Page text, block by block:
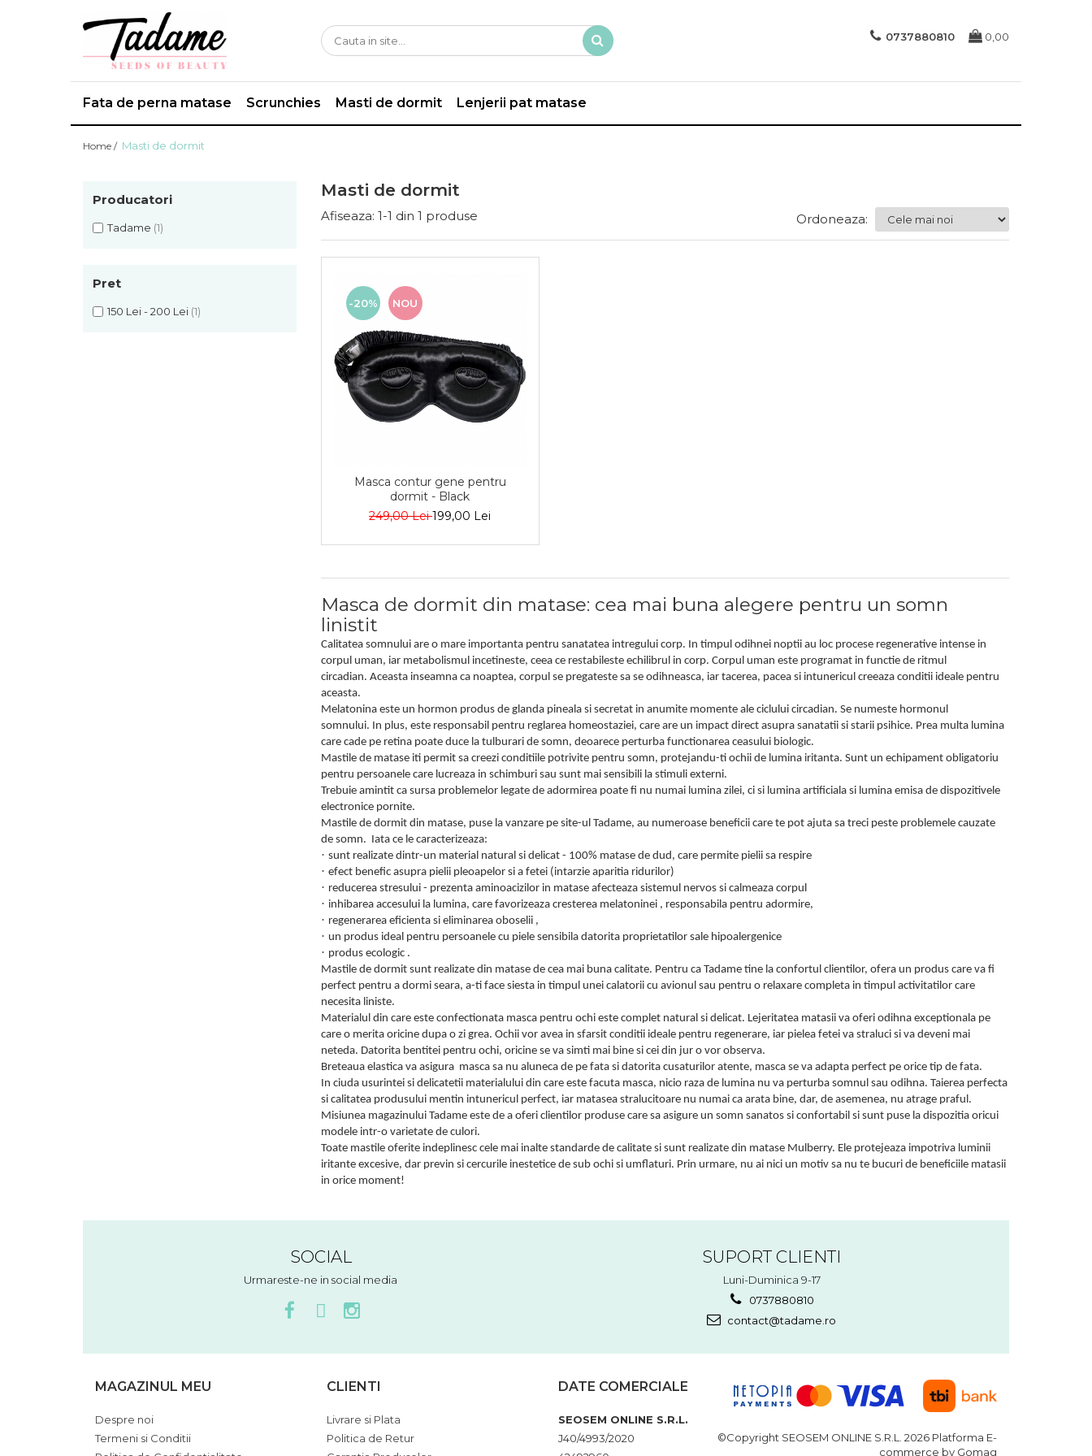
0737880810 0,00
Fata de perna matase Scrunchies Masti de dormit Lenjerii pat matase
Home / Masti de dormit
Masti de dormit
Producatori
Tadame (1)
Pret
150 Lei - 200 Lei (1)
Afiseaza: 1-1 din 1 produse Ordoneaza:
-20% NOU
Masca contur gene pentru
dormit - Black
249,00 Lei199,00 Lei
Masca de dormit din matase: cea mai buna alegere pentru un somn
linistit
Calitatea somnului are o mare importanta pentru sanatatea intregului corp. In timpul odihnei noptii au loc procese regenerative intense in
corpul uman, iar metabolismul incetineste, ceea ce restabileste echilibrul in corp. Corpul uman este programat in functie de ritmul
circadian. Aceasta inseamna ca noaptea, corpul se pregateste sa se odihneasca, iar tacerea, pacea si intunericul creeaza conditii ideale pentru
aceasta.
Melatonina este un hormon produs de glanda pineala si secretat in anumite momente ale ciclului circadian. Se numeste hormonul
somnului. In plus, este responsabil pentru reglarea homeostaziei, care are un impact direct asupra sanatatii si starii psihice. Prea multa lumina
care cade pe retina poate duce la tulburari de somn, deoarece perturba functionarea ceasului biologic.
Mastile de matase iti permit sa creezi conditiile potrivite pentru somn, protejandu-ti ochii de lumina iritanta. Sunt un echipament obligatoriu
pentru persoanele care lucreaza in schimburi sau sunt mai sensibili la stimuli externi.
Trebuie amintit ca sursa problemelor legate de adormirea poate fi nu numai lumina zilei, ci si lumina artificiala si lumina emisa de dispozitivele
electronice pornite.
Mastile de dormit din matase, puse la vanzare pe site-ul Tadame, au numeroase beneficii care te pot ajuta sa treci peste problemele cauzate
de somn. Iata ce le caracterizeaza:
· sunt realizate dintr-un material natural si delicat - 100% matase de dud, care permite pielii sa respire
· efect benefic asupra pielii pleoapelor si a fetei (intarzie aparitia ridurilor)
· reducerea stresului - prezenta aminoacizilor in matase afecteaza sistemul nervos si calmeaza corpul
· inhibarea accesului la lumina, care favorizeaza cresterea melatoninei , responsabila pentru adormire,
· regenerarea eficienta si eliminarea oboselii ,
· un produs ideal pentru persoanele cu piele sensibila datorita proprietatilor sale hipoalergenice
· produs ecologic .
Mastile de dormit sunt realizate din matase de cea mai buna calitate. Pentru ca Tadame tine la confortul clientilor, ofera un produs care va fi
perfect pentru a dormi seara, a-ti face siesta in timpul unei calatorii cu avionul sau pentru o relaxare completa in timpul activitatilor care
necesita liniste.
Materialul din care este confectionata masca pentru ochi este complet natural si delicat. Lejeritatea matasii va oferi odihna exceptionala pe
care o merita oricine dupa o zi grea. Ochii vor avea in sfarsit conditii ideale pentru regenerare, iar pielea fetei va straluci si va deveni mai
neteda. Datorita bentitei pentru ochi, oricine se va simti mai bine si cei din jur o vor observa.
Breteaua elastica va asigura masca sa nu aluneca de pe fata si datorita cusaturilor atente, masca se va adapta perfect pe orice tip de fata.
In ciuda usurintei si delicatetii materialului din care este facuta masca, nicio raza de lumina nu va perturba somnul sau odihna. Taierea perfecta
si calitatea produsului mentin intunericul perfect, iar matasea stralucitoare nu numai ca arata bine, dar, de asemenea, nu atrage praful.
Misiunea magazinului Tadame este de a oferi clientilor produse care sa asigure un somn sanatos si confortabil si sunt puse la dispozitia oricui
modele intr-o varietate de culori.
Toate mastile oferite indeplinesc cele mai inalte standarde de calitate si sunt realizate din matase Mulberry. Ele protejeaza impotriva luminii
iritante excesive, dar previn si cercurile inestetice de sub ochi si umflaturi. Prin urmare, nu ai nici un motiv sa nu te bucuri de beneficiile matasii
in orice moment!
SOCIAL
Urmareste-ne in social media
SUPORT CLIENTI
Luni-Duminica 9-17
0737880810
contact@tadame.ro
MAGAZINUL MEU
Despre noi
Termeni si Conditii
CLIENTI
Livrare si Plata
Politica de Retur
DATE COMERCIALE
SEOSEM ONLINE S.R.L.
J40/4993/2020
©Copyright SEOSEM ONLINE S.R.L. 2026 Platforma E-
commerce by Gomag